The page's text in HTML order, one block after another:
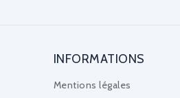
INFORMATIONS
Mentions légales